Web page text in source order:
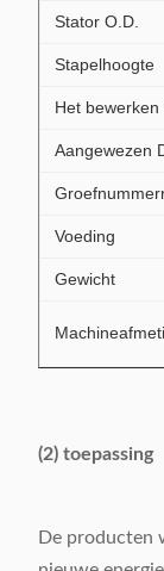
Stator O.D.
Stapelhoogte
Het bewerken
Aangewezen
Voeding
Gewicht
(2) toepassing
De producten